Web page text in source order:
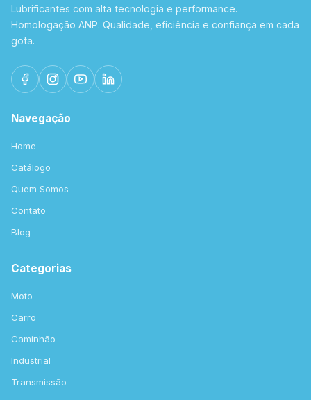
Lubrificantes com alta tecnologia e performance.
Homologação ANP. Qualidade, eficiência e confiança em cada
gota.
Navegação
Home
Catálogo
Quem Somos
Contato
Blog
Categorias
Moto
Carro
Caminhão
Industrial
Transmissão